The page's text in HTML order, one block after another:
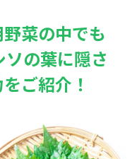
菜の中でも
の葉に隠さ
ご紹介！